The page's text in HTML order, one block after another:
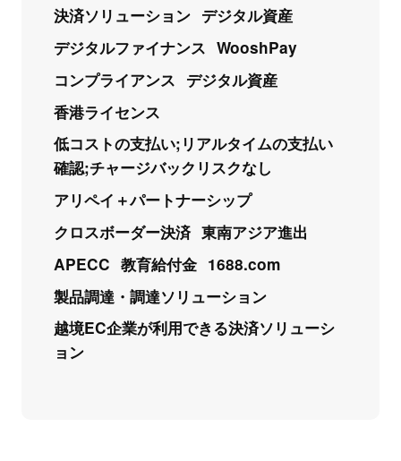
決済ソリューション デジタル資産
デジタルファイナンス WooshPay
コンプライアンス デジタル資産
香港ライセンス
低コストの支払い;リアルタイムの支払い
確認;チャージバックリスクなし
アリペイ＋パートナーシップ
クロスボーダー決済 東南アジア進出
APECC 教育給付金 1688.com
製品調達・調達ソリューション
越境EC企業が利用できる決済ソリューシ
ョン